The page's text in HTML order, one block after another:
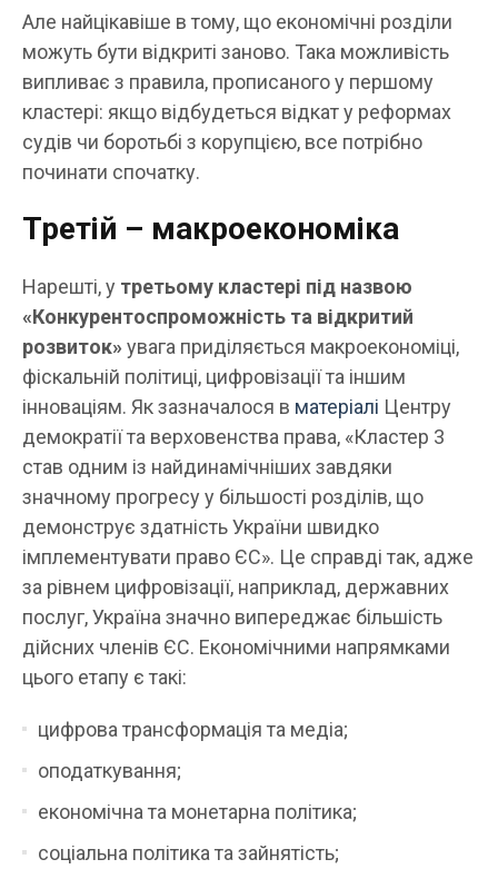
Але найцікавіше в тому, що економічні розділи
можуть бути відкриті заново. Така можливість
випливає з правила, прописаного у першому
кластері: якщо відбудеться відкат у реформах
судів чи боротьбі з корупцією, все потрібно
починати спочатку.
Третій – макроекономіка
Нарешті, у третьому кластері під назвою
«Конкурентоспроможність та відкритий
розвиток»увага приділяється макроекономіці,
фіскальній політиці, цифровізації та іншим
інноваціям. Як зазначалося в матеріалі Центру
демократії та верховенства права, «Кластер 3
став одним із найдинамічніших завдяки
значному прогресу у більшості розділів, що
демонструє здатність України швидко
імплементувати право ЄС». Це справді так, адже
за рівнем цифровізації, наприклад, державних
послуг, Україна значно випереджає більшість
дійсних членів ЄС. Економічними напрямками
цього етапу є такі:
цифрова трансформація та медіа;
оподаткування;
економічна та монетарна політика;
соціальна політика та зайнятість;